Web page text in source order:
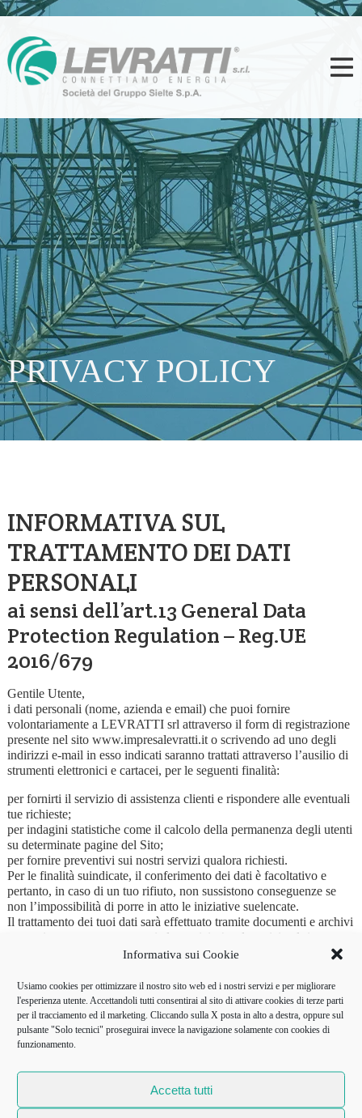
Informativa sui Cookie
Usiamo cookies per ottimizzare il nostro sito web ed i nostri servizi e per migliorare
l'esperienza utente. Accettandoli tutti consentirai al sito di attivare cookies di terze parti
per il tracciamento ed il marketing. Cliccando sulla X posta in alto a destra, oppure sul
pulsante "Solo tecnici" proseguirai invece la navigazione solamente con cookies di
funzionamento.
Accetta tutti
PRIVACY POLICY
INFORMATIVA SUL
TRATTAMENTO DEI DATI
PERSONALI
ai sensi dell’art.13 General Data
Protection Regulation – Reg.UE
2016/679
Gentile Utente,
i dati personali (nome, azienda e email) che puoi fornire
volontariamente a LEVRATTI srl attraverso il form di registrazione
presente nel sito www.impresalevratti.it o scrivendo ad uno degli
indirizzi e-mail in esso indicati saranno trattati attraverso l’ausilio di
strumenti elettronici e cartacei, per le seguenti finalità:
per fornirti il servizio di assistenza clienti e rispondere alle eventuali
tue richieste;
per indagini statistiche come il calcolo della permanenza degli utenti
su determinate pagine del Sito;
per fornire preventivi sui nostri servizi qualora richiesti.
Per le finalità suindicate, il conferimento dei dati è facoltativo e
pertanto, in caso di un tuo rifiuto, non sussistono conseguenze se
non l’impossibilità di porre in atto le iniziative suelencate.
Il trattamento dei tuoi dati sarà effettuato tramite documenti e archivi
cartacei e attraverso strumenti elettronici e/o telematici nel rispetto
delle disposizioni di legge atte a garantirne la riservatezza e la
dati stessi rispetto alle finalità suindicate ed al fine di evitare accessi
e conseguenti trattamenti da parte di soggetti non previamente
autorizzati.
I tuoi dati personali saranno conservati dalla scrivente fino a quando
comunicazioni. In ogni caso, i tuoi dati saranno conservati per
svolgere i servizi o le attività richieste attraverso il Sito e decorsi 10
anni saranno cancellati o resi anonimi.